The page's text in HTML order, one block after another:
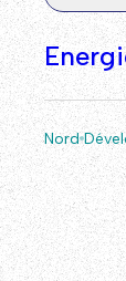
Nord